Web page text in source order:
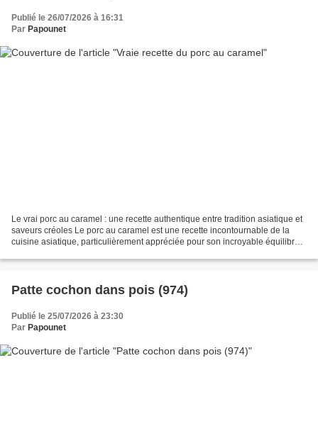
Publié le 26/07/2026 à 16:31
Par Papounet
Le vrai porc au caramel : une recette authentique entre tradition asiatique et
saveurs créoles Le porc au caramel est une recette incontournable de la
cuisine asiatique, particulièrement appréciée pour son incroyable équilibre
Patte cochon dans pois (974)
Publié le 25/07/2026 à 23:30
Par Papounet